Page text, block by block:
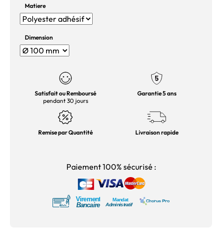
Matiere
Dimension
Satisfait ou Remboursé
pendant 30 jours
Garantie 5 ans
Remise par Quantité Livraison rapide
Paiement 100% sécurisé :